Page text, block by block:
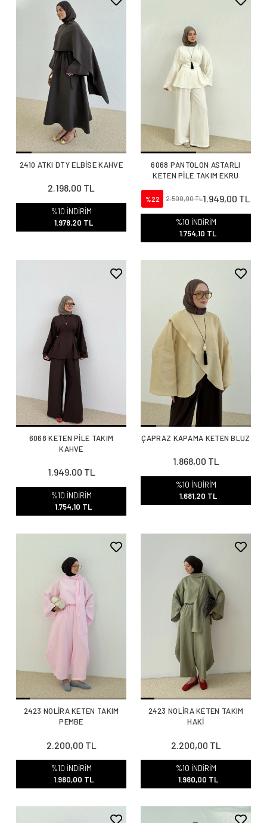
2410 ATKI DTY ELBİSE KAHVE
2.198,00 TL
%10 İNDİRİM
1.978,20 TL
6068 PANTOLON ASTARLI
KETEN PİLE TAKIM EKRU
%22 2.500,00 TL1.949,00 TL
%10 İNDİRİM
1.754,10 TL
6068 KETEN PİLE TAKIM
KAHVE
1.949,00 TL
%10 İNDİRİM
1.754,10 TL
ÇAPRAZ KAPAMA KETEN BLUZ
1.868,00 TL
%10 İNDİRİM
1.681,20 TL
2423 NOLİRA KETEN TAKIM
PEMBE
2.200,00 TL
%10 İNDİRİM
1.980,00 TL
2423 NOLİRA KETEN TAKIM
HAKİ
2.200,00 TL
%10 İNDİRİM
1.980,00 TL